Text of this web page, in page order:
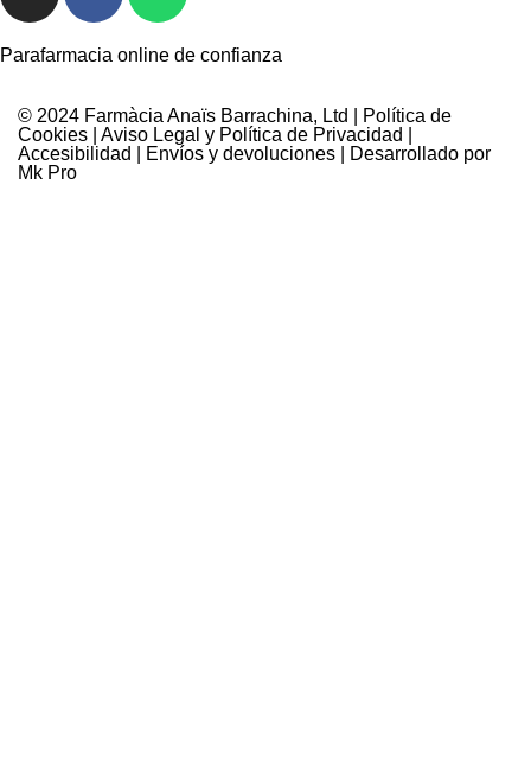
Parafarmacia online de confianza
© 2024 Farmàcia Anaïs Barrachina, Ltd |
Política de
Cookies
Aviso Legal y Política de Privacidad
Accesibilidad
Envíos y devoluciones | Desarrollado por
Mk Pro